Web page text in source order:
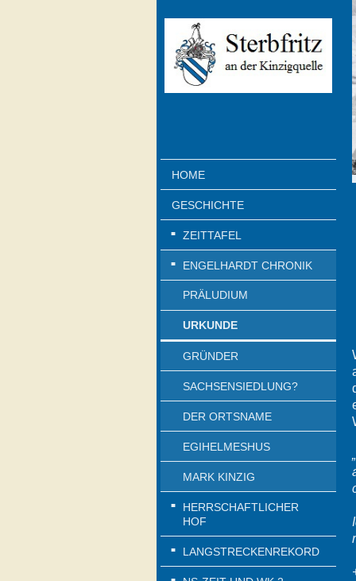
HOME
GESCHICHTE
ZEITTAFEL
ENGELHARDT CHRONIK
PRÄLUDIUM
URKUNDE
GRÜNDER
SACHSENSIEDLUNG?
DER ORTSNAME
EGIHELMESHUS
MARK KINZIG
HERRSCHAFTLICHER
HOF
LANGSTRECKENREKORD